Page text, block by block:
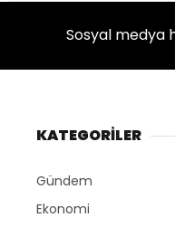
Sosyal medya
KATEGORİLER
Gündem
Ekonomi